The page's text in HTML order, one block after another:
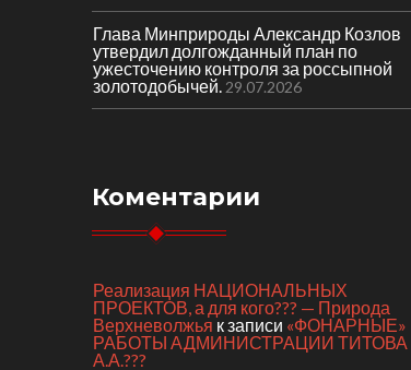
Глава Минприроды Александр Козлов
утвердил долгожданный план по
ужесточению контроля за россыпной
золотодобычей. 29.07.2026
Коментарии
Реализация НАЦИОНАЛЬНЫХ
ПРОЕКТОВ, а для кого??? — Природа
Верхневолжьяк записи «ФОНАРНЫЕ»
РАБОТЫ АДМИНИСТРАЦИИ ТИТОВА
А.А.???